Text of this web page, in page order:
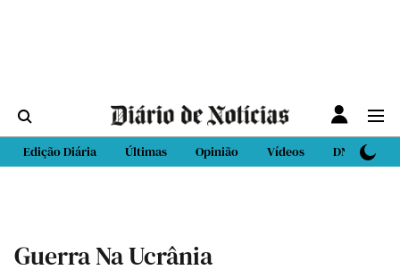
Edição Diária Últimas Opinião Vídeos DN Sport
Guerra Na Ucrânia